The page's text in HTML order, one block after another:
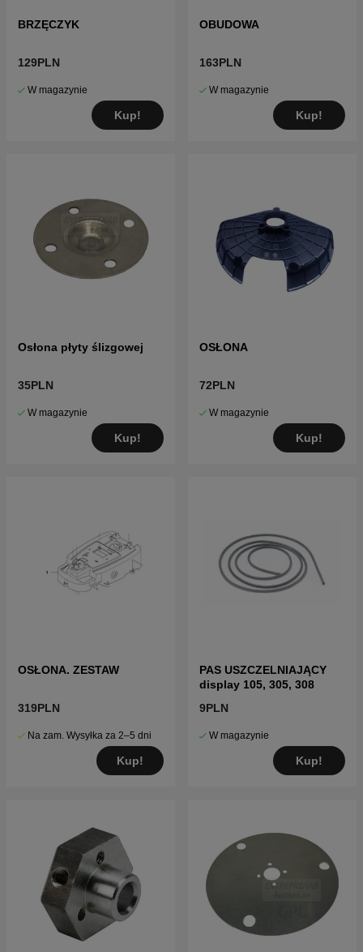
BRZĘCZYK
129PLN
W magazynie
Kup!
OBUDOWA
163PLN
W magazynie
Kup!
Osłona płyty ślizgowej
35PLN
W magazynie
Kup!
OSŁONA
72PLN
W magazynie
Kup!
OSŁONA. ZESTAW
319PLN
Na zam. Wysyłka za 2–5 dni
Kup!
PAS USZCZELNIAJĄCY
display 105, 305, 308
9PLN
W magazynie
Kup!